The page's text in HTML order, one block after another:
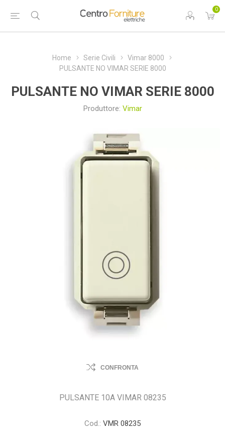
0
Home Serie Civili
Vimar 8000
PULSANTE NO VIMAR SERIE 8000
PULSANTE NO VIMAR SERIE 8000
Produttore: Vimar
CONFRONTA
PULSANTE 10A VIMAR 08235
Cod.: VMR 08235